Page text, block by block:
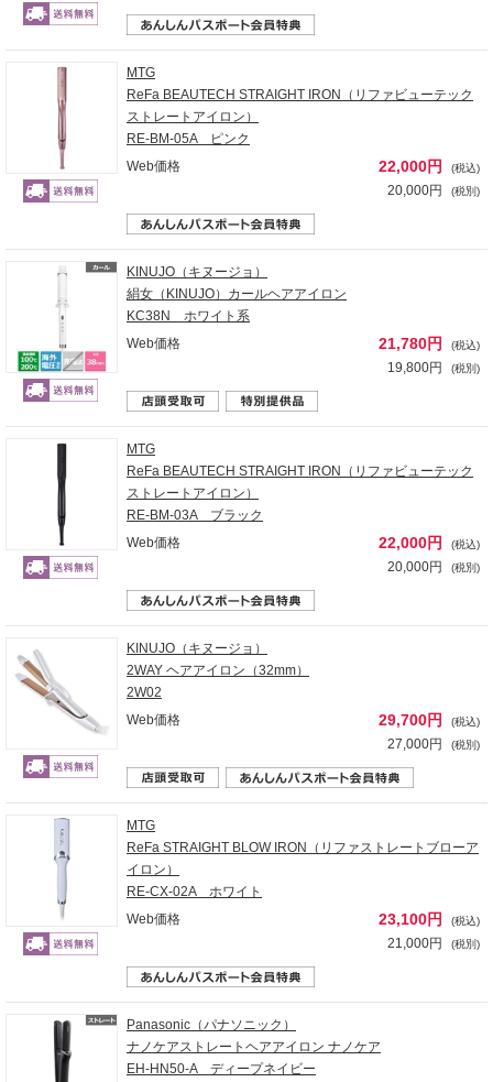
MTG
ReFa BEAUTECH STRAIGHT IRON（リファビューテック
ストレートアイロン）
RE-BM-05A ピンク
Web価格
22,000円 (税込)
20,000円 (税別)
KINUJO（キヌージョ）
絹女（KINUJO）カールヘアアイロン
KC38N ホワイト系
Web価格
21,780円 (税込)
19,800円 (税別)
MTG
ReFa BEAUTECH STRAIGHT IRON（リファビューテック
ストレートアイロン）
RE-BM-03A ブラック
Web価格
22,000円 (税込)
20,000円 (税別)
KINUJO（キヌージョ）
2WAY ヘアアイロン（32mm）
2W02
Web価格
29,700円 (税込)
27,000円 (税別)
MTG
ReFa STRAIGHT BLOW IRON（リファストレートブローア
イロン）
RE-CX-02A ホワイト
Web価格
23,100円 (税込)
21,000円 (税別)
Panasonic（パナソニック）
ナノケアストレートヘアアイロン ナノケア
EH-HN50-A ディープネイビー